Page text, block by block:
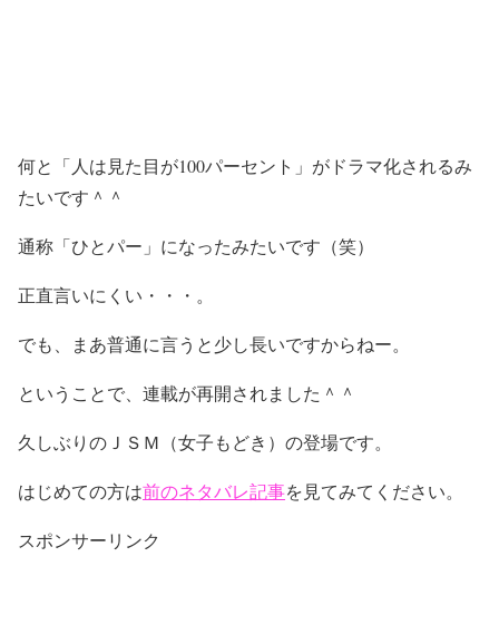
何と「人は見た目が100パーセント」がドラマ化されるみ
たいです＾＾
通称「ひとパー」になったみたいです（笑）
正直言いにくい・・・。
でも、まあ普通に言うと少し長いですからねー。
ということで、連載が再開されました＾＾
久しぶりのＪＳＭ（女子もどき）の登場です。
はじめての方は前のネタバレ記事を見てみてください。
スポンサーリンク